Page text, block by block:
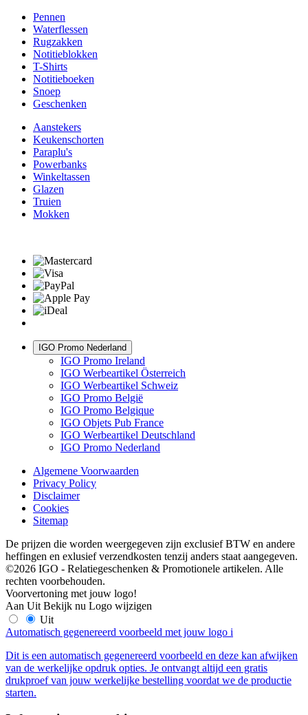
Pennen
Waterflessen
Rugzakken
Notitieblokken
T-Shirts
Notitieboeken
Snoep
Geschenken
Aanstekers
Keukenschorten
Paraplu's
Powerbanks
Winkeltassen
Glazen
Truien
Mokken
IGO Promo Nederland
IGO Promo Ireland
IGO Werbeartikel Österreich
IGO Werbeartikel Schweiz
IGO Promo België
IGO Promo Belgique
IGO Objets Pub France
IGO Werbeartikel Deutschland
IGO Promo Nederland
Algemene Voorwaarden
Privacy Policy
Disclaimer
Cookies
Sitemap
De prijzen die worden weergegeven zijn exclusief BTW en andere
heffingen en exlusief verzendkosten tenzij anders staat aangegeven.
©2026 IGO - Relatiegeschenken & Promotionele artikelen. Alle
rechten voorbehouden.
Voorvertoning met jouw logo!
Aan Uit Bekijk nu Logo wijzigen
Uit
Automatisch gegenereerd voorbeeld met jouw logo i
Dit is een automatisch gegenereerd voorbeeld en deze kan afwijken
van de werkelijke opdruk opties. Je ontvangt altijd een gratis
drukproef van jouw werkelijke bestelling voordat we de productie
starten.